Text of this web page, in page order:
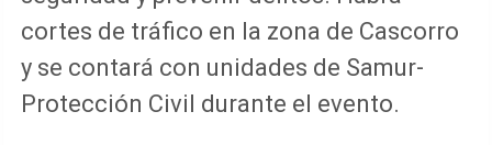
cortes de tráfico en la zona de Cascorro
y se contará con unidades de Samur-
Protección Civil durante el evento.